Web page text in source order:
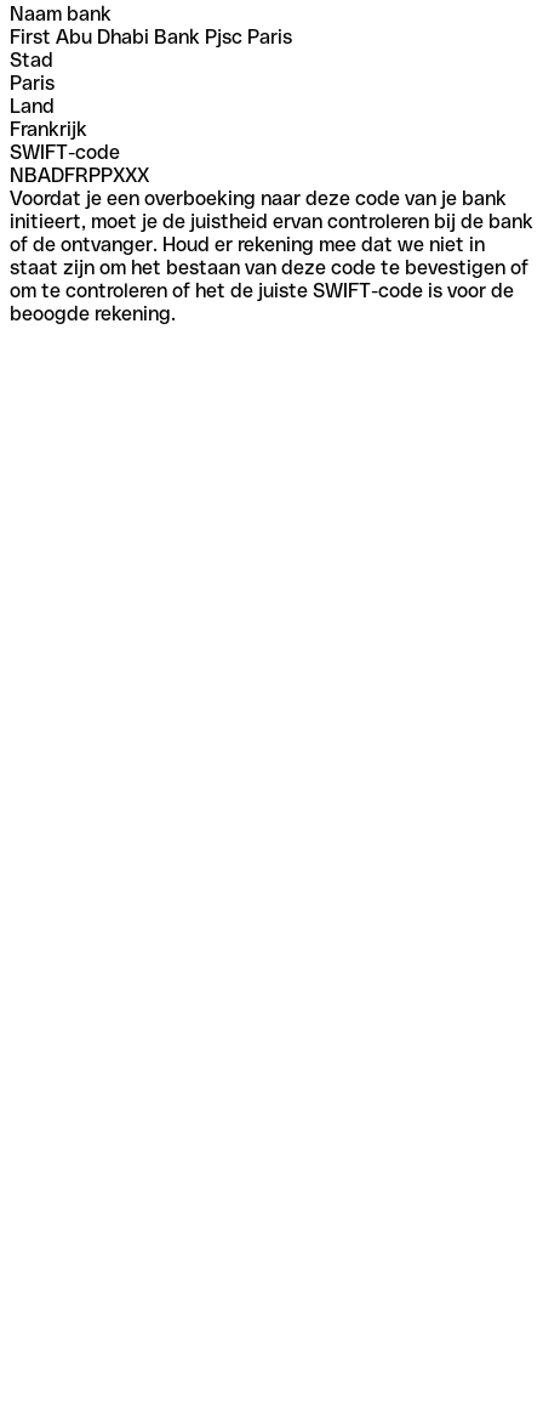
Naam bank
First Abu Dhabi Bank Pjsc Paris
Stad
Paris
Land
Frankrijk
SWIFT-code
NBADFRPPXXX
Voordat je een overboeking naar deze code van je bank
initieert, moet je de juistheid ervan controleren bij de bank
of de ontvanger. Houd er rekening mee dat we niet in
staat zijn om het bestaan van deze code te bevestigen of
om te controleren of het de juiste SWIFT-code is voor de
beoogde rekening.